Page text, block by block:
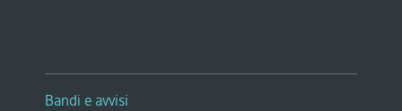
Bandi e avvisi